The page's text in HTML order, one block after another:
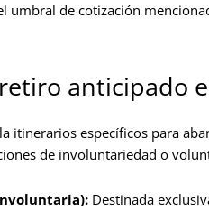
umbral de cotización
anticipado
itinerarios específicos para
de involuntariedad o
Destinada